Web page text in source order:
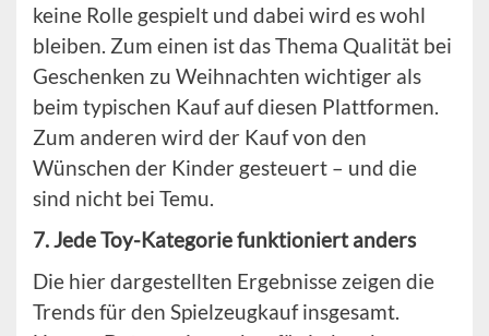
keine Rolle gespielt und dabei wird es wohl
bleiben. Zum einen ist das Thema Qualität bei
Geschenken zu Weihnachten wichtiger als
beim typischen Kauf auf diesen Plattformen.
Zum anderen wird der Kauf von den
Wünschen der Kinder gesteuert – und die
sind nicht bei Temu.
7. Jede Toy-Kategorie funktioniert anders
Die hier dargestellten Ergebnisse zeigen die
Trends für den Spielzeugkauf insgesamt.